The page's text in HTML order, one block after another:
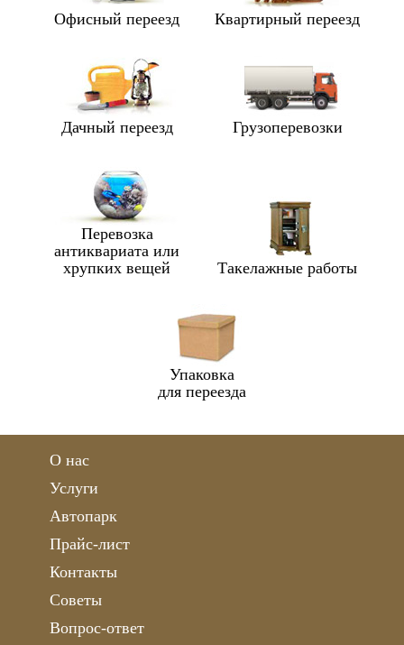
Офисный переезд Квартирный переезд
Дачный переезд Грузоперевозки
Перевозка
антиквариата или
хрупких вещей
Такелажные работы
Упаковка
для переезда
О нас
Услуги
Автопарк
Прайс-лист
Контакты
Советы
Вопрос-ответ